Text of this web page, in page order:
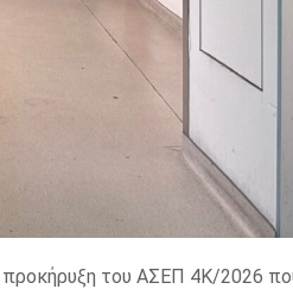
προκήρυξη του ΑΣΕΠ 4Κ/2026